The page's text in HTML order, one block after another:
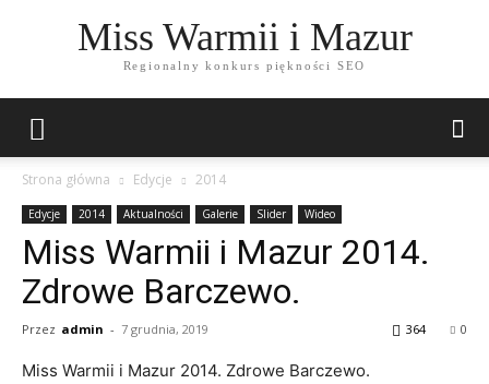
Miss Warmii i Mazur
Regionalny konkurs piękności SEO
Strona główna Edycje 2014
Edycje 2014 Aktualności Galerie Slider Wideo
Miss Warmii i Mazur 2014.
Zdrowe Barczewo.
Przez admin - 7 grudnia, 2019 0
364
Miss Warmii i Mazur 2014. Zdrowe Barczewo.